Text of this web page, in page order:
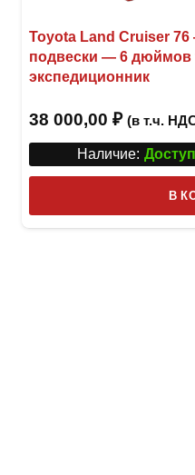
Toyota Land Cruiser
подвески — 6 дюймов
экспедиционник
38 000,00 ₽ (в т.ч.
Наличие:
В